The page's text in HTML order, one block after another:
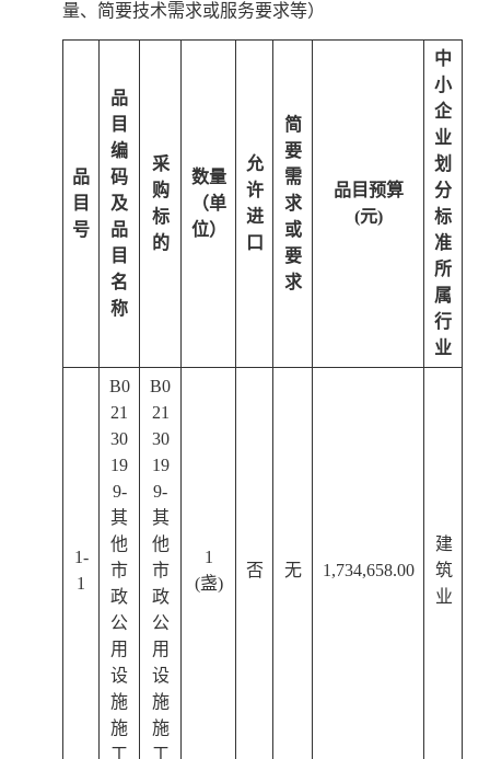
量、简要技术需求或服务要求等）
品
目
号
品
目
编
码
及
品
目
名
称
采
购
标
的
数量
（单
位）
允
许
进
口
简
要
需
求
或
要
求
品目预算
(元)
中
小
企
业
划
分
标
准
所
属
行
业
1-
1
B0
21
30
19
9-
其
他
市
政
公
用
设
施
施
工
B0
21
30
19
9-
其
他
市
政
公
用
设
施
施
工
1
(盏)
否 无 1,734,658.00
建
筑
业